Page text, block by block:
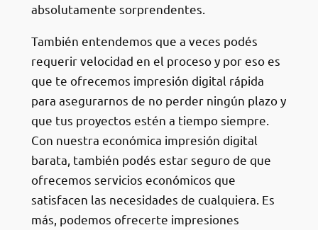
absolutamente sorprendentes.
También entendemos que a veces podés
requerir velocidad en el proceso y por eso es
que te ofrecemos impresión digital rápida
para asegurarnos de no perder ningún plazo y
que tus proyectos estén a tiempo siempre.
Con nuestra económica impresión digital
barata, también podés estar seguro de que
ofrecemos servicios económicos que
satisfacen las necesidades de cualquiera. Es
más, podemos ofrecerte impresiones